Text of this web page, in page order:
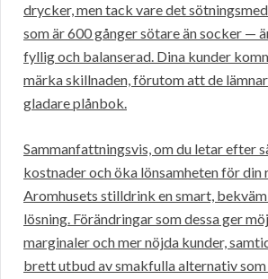
drycker, men tack vare det
som är 600 gånger sötare än socker —
fyllig och balanserad. Dina kunder
märka skillnaden, förutom att de
gladare plånbok.
Sammanfattningsvis, om du letar efter
kostnader och öka lönsamheten för din
Aromhusets stilldrink en smart,
lösning. Förändringar som dessa ger
marginaler och mer nöjda kunder,
brett utbud av smakfulla alternativ